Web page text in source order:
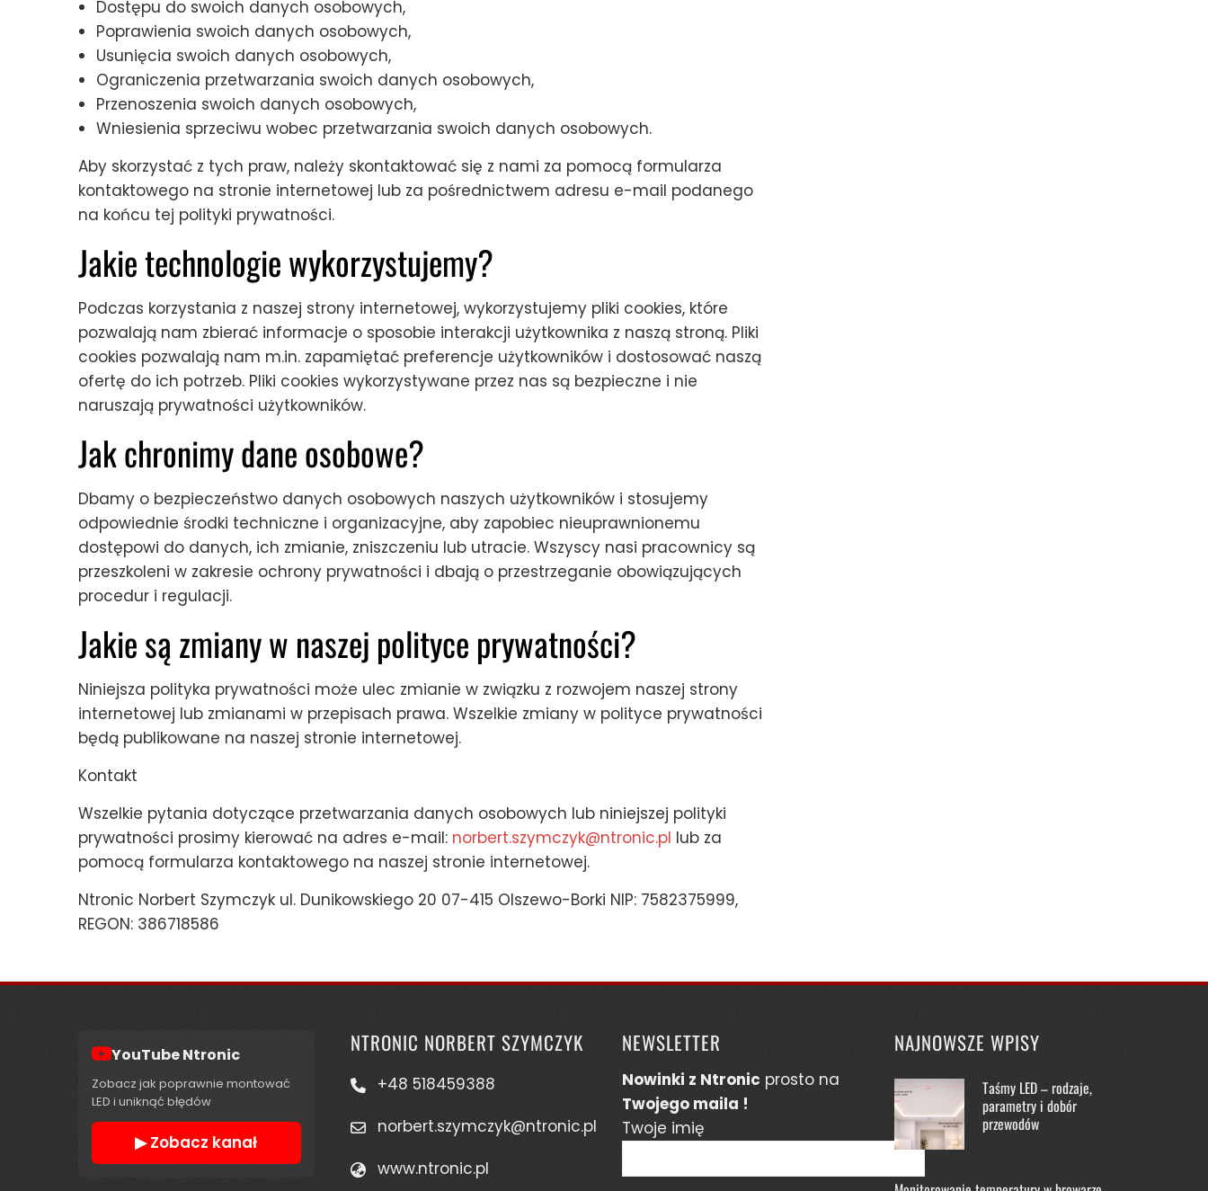
Dostępu do swoich danych osobowych,
Poprawienia swoich danych osobowych,
Usunięcia swoich danych osobowych,
Ograniczenia przetwarzania swoich danych osobowych,
Przenoszenia swoich danych osobowych,
Wniesienia sprzeciwu wobec przetwarzania swoich danych osobowych.
Aby skorzystać z tych praw, należy skontaktować się z nami za pomocą formularza
kontaktowego na stronie internetowej lub za pośrednictwem adresu e-mail podanego
na końcu tej polityki prywatności.
Jakie technologie wykorzystujemy?
Podczas korzystania z naszej strony internetowej, wykorzystujemy pliki cookies, które
pozwalają nam zbierać informacje o sposobie interakcji użytkownika z naszą stroną. Pliki
cookies pozwalają nam m.in. zapamiętać preferencje użytkowników i dostosować naszą
ofertę do ich potrzeb. Pliki cookies wykorzystywane przez nas są bezpieczne i nie
naruszają prywatności użytkowników.
Jak chronimy dane osobowe?
Dbamy o bezpieczeństwo danych osobowych naszych użytkowników i stosujemy
odpowiednie środki techniczne i organizacyjne, aby zapobiec nieuprawnionemu
dostępowi do danych, ich zmianie, zniszczeniu lub utracie. Wszyscy nasi pracownicy są
przeszkoleni w zakresie ochrony prywatności i dbają o przestrzeganie obowiązujących
procedur i regulacji.
Jakie są zmiany w naszej polityce prywatności?
Niniejsza polityka prywatności może ulec zmianie w związku z rozwojem naszej strony
internetowej lub zmianami w przepisach prawa. Wszelkie zmiany w polityce prywatności
będą publikowane na naszej stronie internetowej.
Kontakt
Wszelkie pytania dotyczące przetwarzania danych osobowych lub niniejszej polityki
prywatności prosimy kierować na adres e-mail: norbert.szymczyk@ntronic.pl lub za
pomocą formularza kontaktowego na naszej stronie internetowej.
Ntronic Norbert Szymczyk ul. Dunikowskiego 20 07-415 Olszewo-Borki NIP: 7582375999,
REGON: 386718586
YouTube Ntronic
Zobacz jak poprawnie montować
LED i uniknąć błędów
▶ Zobacz kanał
NTRONIC NORBERT SZYMCZYK
+48 518459388
norbert.szymczyk@ntronic.pl
www.ntronic.pl
NEWSLETTER
Nowinki z Ntronic prosto na
Twojego maila !
Twoje imię
NAJNOWSZE WPISY
Taśmy LED – rodzaje,
parametry i dobór
przewodów